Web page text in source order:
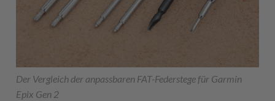
Der Vergleich der anpassbaren FAT-Federstege für Garmin
Epix Gen 2